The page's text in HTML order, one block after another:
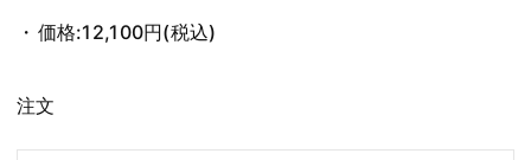
価格:12,100円(税込)
注文